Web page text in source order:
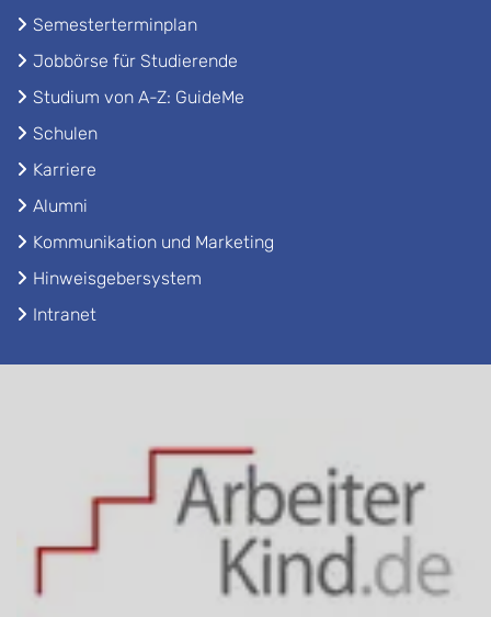
Semesterterminplan
Jobbörse für Studierende
Studium von A-Z: GuideMe
Schulen
Karriere
Alumni
Kommunikation und Marketing
Hinweisgebersystem
Intranet